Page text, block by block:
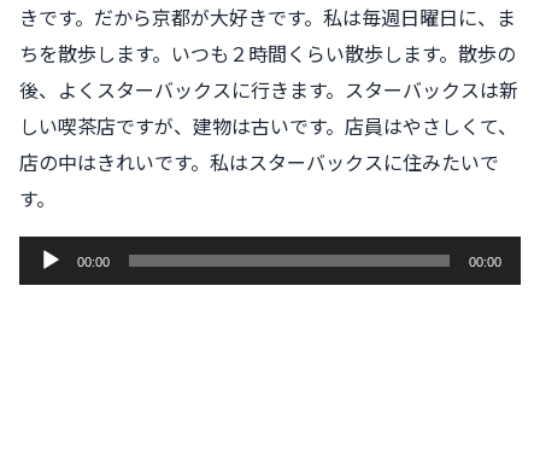
きです。だから京都が大好きです。私は毎週日曜日に、ま
ちを散歩します。いつも２時間くらい散歩します。散歩の
後、よくスターバックスに行きます。スターバックスは新
しい喫茶店ですが、建物は古いです。店員はやさしくて、
店の中はきれいです。私はスターバックスに住みたいで
す。
声
00:00 00:00